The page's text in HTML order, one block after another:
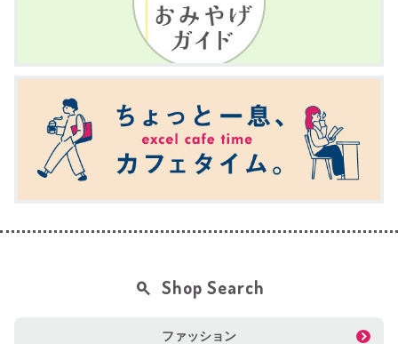
Shop Search
ファッション